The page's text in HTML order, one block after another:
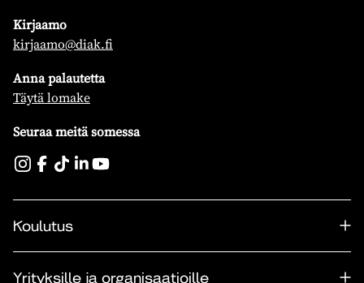
Kirjaamo
kirjaamo@diak.fi
Anna palautetta
Täytä lomake
Seuraa meitä somessa
Koulutus
Yrityksille ja organisaatioille